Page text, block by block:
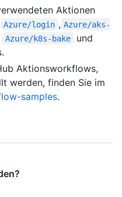
Aktionen
Azure/login , Azure/aks-
Azure/k8s-bake und
Aktionsworkflows,
werden, finden Sie im
samples.